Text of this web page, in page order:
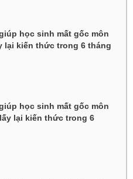
học sinh mất gốc môn
lại kiến thức trong 6 tháng
học sinh mất gốc môn
lại kiến thức trong 6